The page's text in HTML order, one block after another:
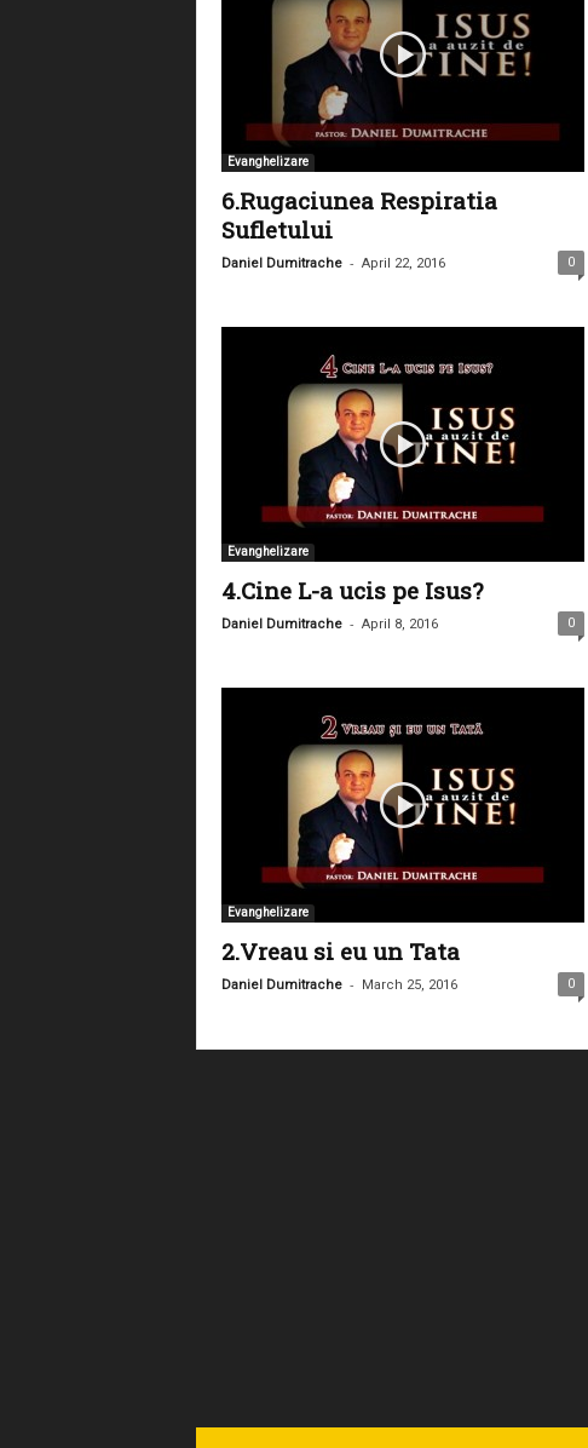
Evanghelizare
6.Rugaciunea Respiratia
Sufletului
Daniel Dumitrache - April 22, 2016 0
Evanghelizare
4.Cine L-a ucis pe Isus?
Daniel Dumitrache - April 8, 2016 0
Evanghelizare
2.Vreau si eu un Tata
Daniel Dumitrache - March 25, 2016 0